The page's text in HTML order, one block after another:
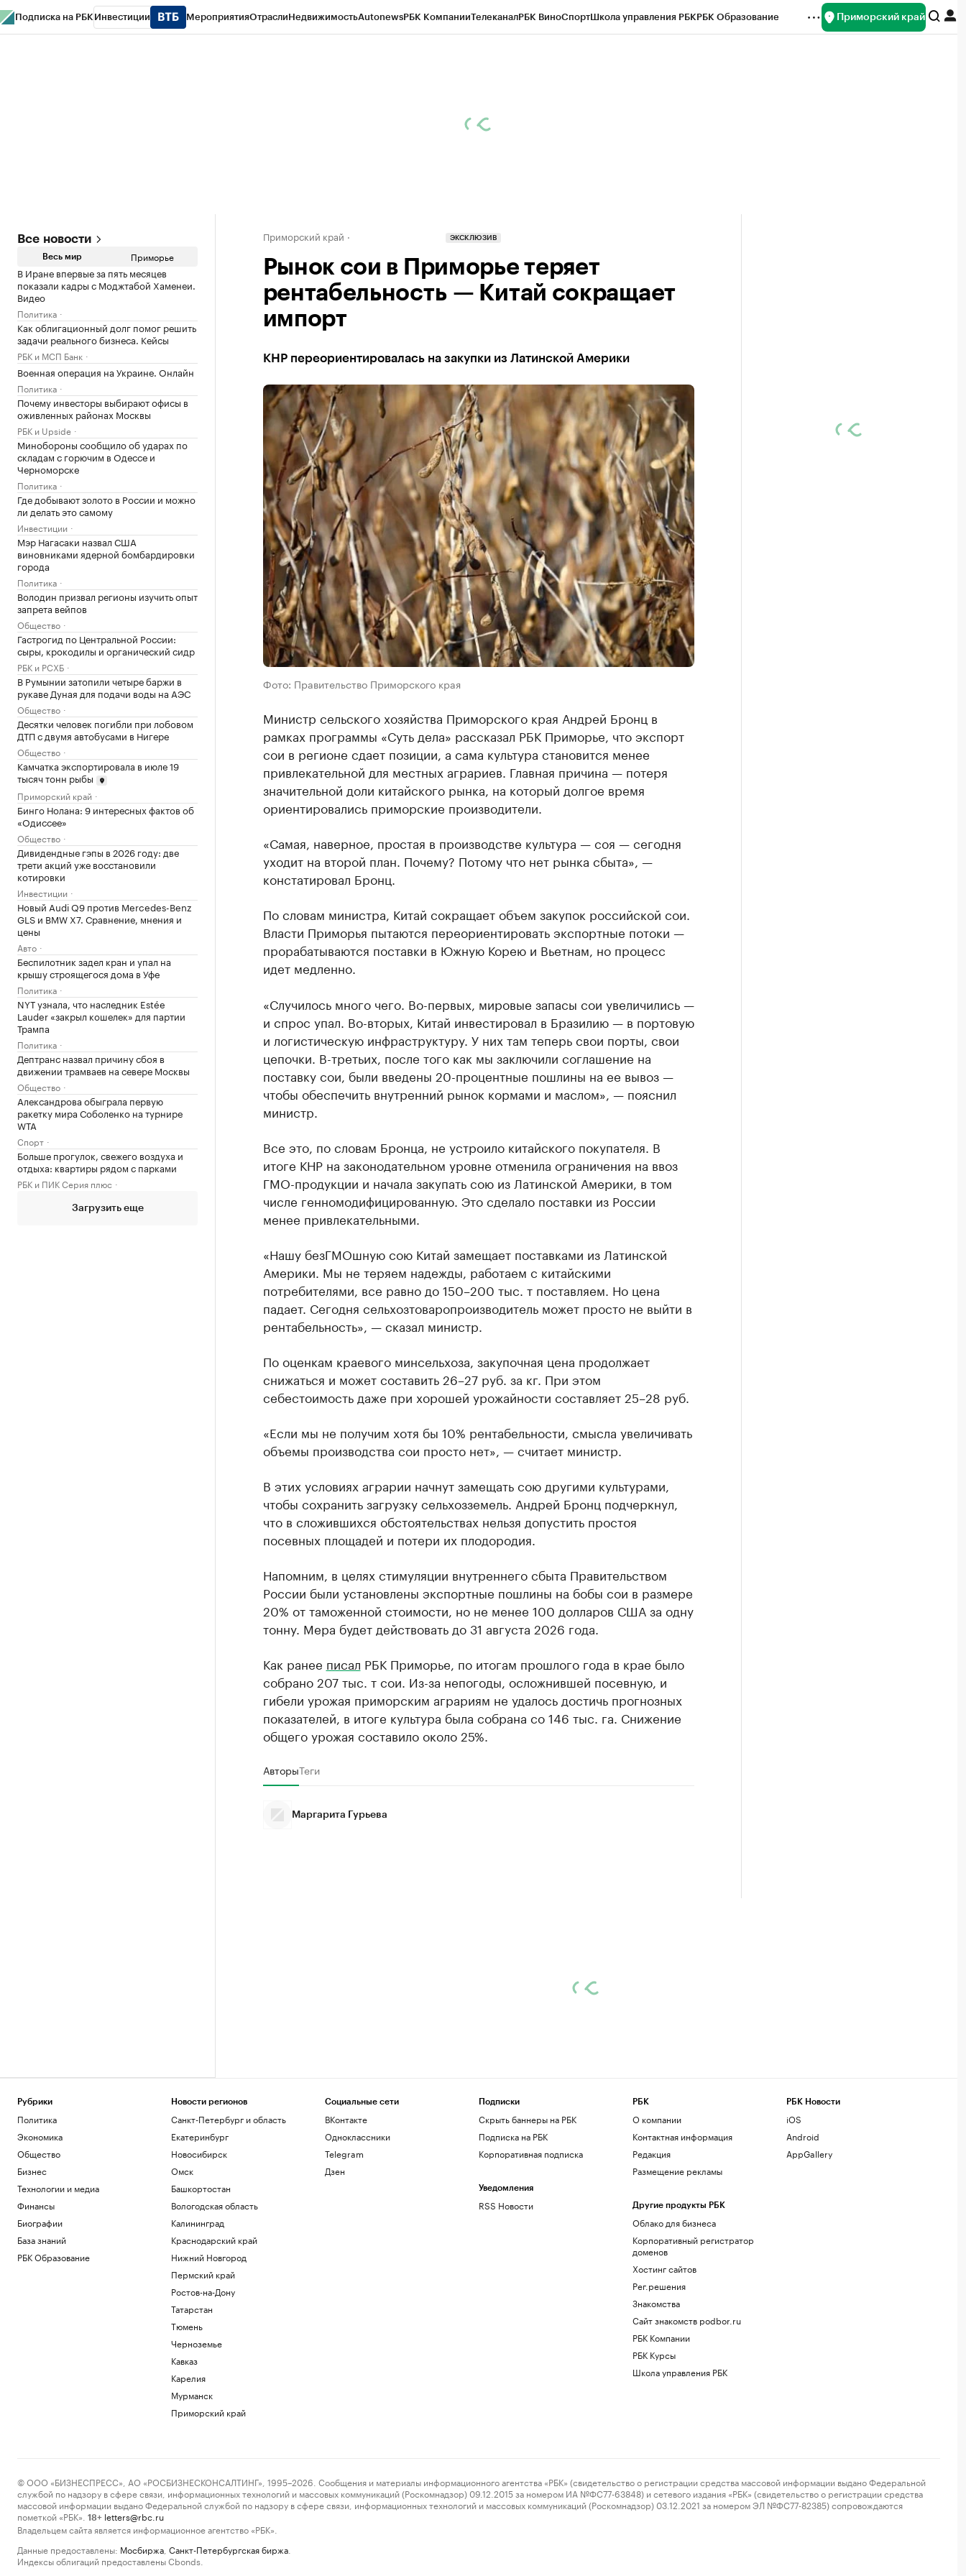
Подписка на РБК Инвестиции МероприятияОтраслиНедвижимостьAutonewsРБК КомпанииТелеканалРБК ВиноСпортШкола управления РБКРБК Образование Приморский край
Все новости
Весь мир Приморье
В Иране впервые за пять месяцев
показали кадры с Моджтабой Хаменеи.
Видео
Политика
Как облигационный долг помог решить
задачи реального бизнеса. Кейсы
РБК и МСП Банк
Военная операция на Украине. Онлайн
Политика
Почему инвесторы выбирают офисы в
оживленных районах Москвы
РБК и Upside
Минобороны сообщило об ударах по
складам с горючим в Одессе и
Черноморске
Политика
Где добывают золото в России и можно
ли делать это самому
Инвестиции
Мэр Нагасаки назвал США
виновниками ядерной бомбардировки
города
Политика
Володин призвал регионы изучить опыт
запрета вейпов
Общество
Гастрогид по Центральной России:
сыры, крокодилы и органический сидр
РБК и РСХБ
В Румынии затопили четыре баржи в
рукаве Дуная для подачи воды на АЭС
Общество
Десятки человек погибли при лобовом
ДТП с двумя автобусами в Нигере
Общество
Камчатка экспортировала в июле 19
тысяч тонн рыбы
Приморский край
Бинго Нолана: 9 интересных фактов об
«Одиссее»
Общество
Дивидендные гэпы в 2026 году: две
трети акций уже восстановили
котировки
Инвестиции
Новый Audi Q9 против Mercedes-Benz
GLS и BMW X7. Сравнение, мнения и
цены
Авто
Беспилотник задел кран и упал на
крышу строящегося дома в Уфе
Политика
NYT узнала, что наследник Estée
Lauder «закрыл кошелек» для партии
Трампа
Политика
Дептранс назвал причину сбоя в
движении трамваев на севере Москвы
Общество
Александрова обыграла первую
ракетку мира Соболенко на турнире
WTA
Спорт
Больше прогулок, свежего воздуха и
отдыха: квартиры рядом с парками
РБК и ПИК Серия плюс
Загрузить еще
Приморский край ЭКСКЛЮЗИВ
Рынок сои в Приморье теряет
рентабельность — Китай сокращает
импорт
КНР переориентировалась на закупки из Латинской Америки
Фото: Правительство Приморского края
Министр сельского хозяйства Приморского края Андрей Бронц в
рамках программы «Суть дела» рассказал РБК Приморье, что экспорт
сои в регионе сдает позиции, а сама культура становится менее
привлекательной для местных аграриев. Главная причина — потеря
значительной доли китайского рынка, на который долгое время
ориентировались приморские производители.
«Самая, наверное, простая в производстве культура — соя — сегодня
уходит на второй план. Почему? Потому что нет рынка сбыта», —
констатировал Бронц.
По словам министра, Китай сокращает объем закупок российской сои.
Власти Приморья пытаются переориентировать экспортные потоки —
прорабатываются поставки в Южную Корею и Вьетнам, но процесс
идет медленно.
«Случилось много чего. Во-первых, мировые запасы сои увеличились —
и спрос упал. Во-вторых, Китай инвестировал в Бразилию — в портовую
и логистическую инфраструктуру. У них там теперь свои порты, свои
цепочки. В-третьих, после того как мы заключили соглашение на
поставку сои, были введены 20-процентные пошлины на ее вывоз —
чтобы обеспечить внутренний рынок кормами и маслом», — пояснил
министр.
Все это, по словам Бронца, не устроило китайского покупателя. В
итоге КНР на законодательном уровне отменила ограничения на ввоз
ГМО-продукции и начала закупать сою из Латинской Америки, в том
числе генномодифицированную. Это сделало поставки из России
менее привлекательными.
«Нашу безГМОшную сою Китай замещает поставками из Латинской
Америки. Мы не теряем надежды, работаем с китайскими
потребителями, все равно до 150–200 тыс. т поставляем. Но цена
падает. Сегодня сельхозтоваропроизводитель может просто не выйти в
рентабельность», — сказал министр.
По оценкам краевого минсельхоза, закупочная цена продолжает
снижаться и может составить 26–27 руб. за кг. При этом
себестоимость даже при хорошей урожайности составляет 25–28 руб.
«Если мы не получим хотя бы 10% рентабельности, смысла увеличивать
объемы производства сои просто нет», — считает министр.
В этих условиях аграрии начнут замещать сою другими культурами,
чтобы сохранить загрузку сельхозземель. Андрей Бронц подчеркнул,
что в сложившихся обстоятельствах нельзя допустить простоя
посевных площадей и потери их плодородия.
Напомним, в целях стимуляции внутреннего сбыта Правительством
России были установлены экспортные пошлины на бобы сои в размере
20% от таможенной стоимости, но не менее 100 долларов США за одну
тонну. Мера будет действовать до 31 августа 2026 года.
Как ранее писал РБК Приморье, по итогам прошлого года в крае было
собрано 207 тыс. т сои. Из-за непогоды, осложнившей посевную, и
гибели урожая приморским аграриям не удалось достичь прогнозных
показателей, в итоге культура была собрана со 146 тыс. га. Снижение
общего урожая составило около 25%.
АвторыТеги
Маргарита Гурьева
Рубрики
Политика
Экономика
Общество
Бизнес
Технологии и медиа
Финансы
Биографии
База знаний
РБК Образование
Новости регионов
Санкт-Петербург и область
Екатеринбург
Новосибирск
Омск
Башкортостан
Вологодская область
Калининград
Краснодарский край
Нижний Новгород
Пермский край
Ростов-на-Дону
Татарстан
Тюмень
Черноземье
Кавказ
Карелия
Мурманск
Приморский край
Социальные сети
ВКонтакте
Одноклассники
Telegram
Дзен
Подписки
Скрыть баннеры на РБК
Подписка на РБК
Корпоративная подписка
Уведомления
RSS Новости
РБК
О компании
Контактная информация
Редакция
Размещение рекламы
Другие продукты РБК
Облако для бизнеса
Корпоративный регистратор
доменов
Хостинг сайтов
Рег.решения
Знакомства
Сайт знакомств podbor.ru
РБК Компании
РБК Курсы
Школа управления РБК
РБК Новости
iOS
Android
AppGallery
© ООО «БИЗНЕСПРЕСС», АО «РОСБИЗНЕСКОНСАЛТИНГ», 1995–2026. Сообщения и материалы информационного агентства «РБК» (свидетельство о регистрации средства массовой информации выдано Федеральной
службой по надзору в сфере связи, информационных технологий и массовых коммуникаций (Роскомнадзор) 09.12.2015 за номером ИА №ФС77-63848) и сетевого издания «РБК» (свидетельство о регистрации средства
массовой информации выдано Федеральной службой по надзору в сфере связи, информационных технологий и массовых коммуникаций (Роскомнадзор) 03.12.2021 за номером ЭЛ №ФС77-82385) сопровождаются
пометкой «РБК».
18+ letters@rbc.ru
Владельцем сайта является информационное агентство «РБК».
Данные предоставлены: Мосбиржа Санкт-Петербургская биржа
Индексы облигаций предоставлены Cbonds.